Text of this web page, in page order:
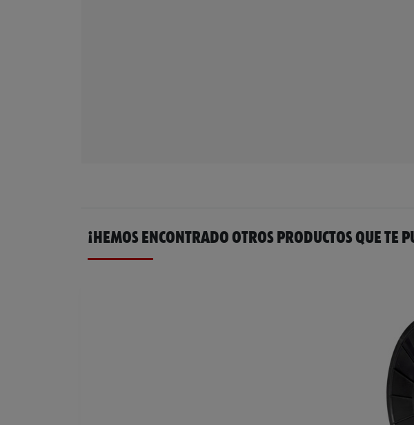
¡HEMOS ENCONTRADO OTROS PRODUCTOS QUE TE